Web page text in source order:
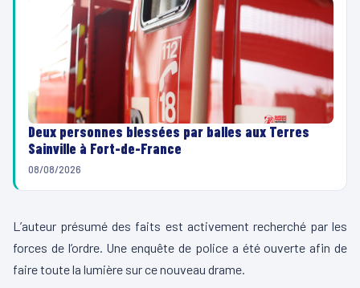
Deux personnes blessées par balles aux Terres
Sainville à Fort-de-France
08/08/2026
L’auteur présumé des faits est activement recherché par les
forces de l’ordre. Une enquête de police a été ouverte afin de
faire toute la lumière sur ce nouveau drame.